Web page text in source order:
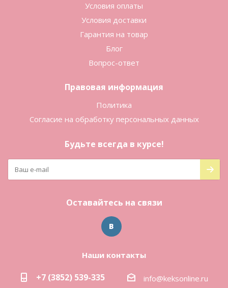
Условия оплаты
Условия доставки
Гарантия на товар
Блог
Вопрос-ответ
Правовая информация
Политика
Согласие на обработку персональных данных
Будьте всегда в курсе!
Оставайтесь на связи
Наши контакты
+7 (3852) 539-335 info@keksonline.ru